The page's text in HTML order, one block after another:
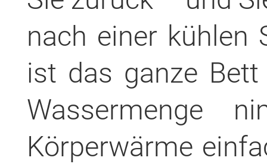
nach einer kühlen
ist das ganze
Wassermenge
Körperwärme